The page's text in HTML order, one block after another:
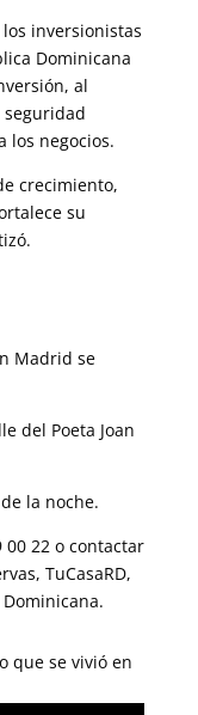
inversionistas
Dominicana
al
los negocios.
crecimiento,
su
Madrid se
del Poeta Joan
la noche.
00 22 o contactar
TuCasaRD,
que se vivió en